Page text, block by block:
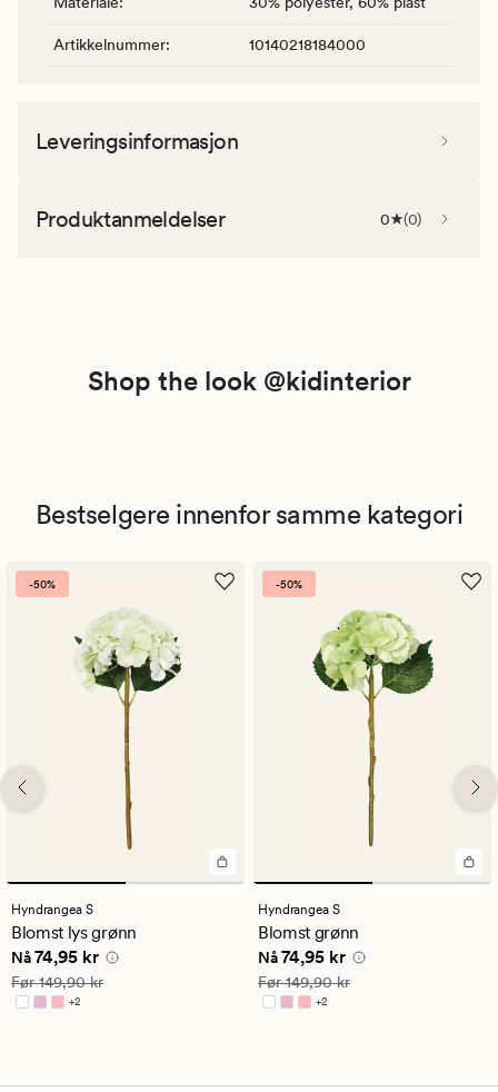
Artikkelnummer: 10140218184000
Leveringsinformasjon
Produktanmeldelser 0 (0)
Shop the look @kidinterior
Bestselgere innenfor samme kategori
-50%
Hyndrangea S
Blomst lys grønn
Nåværende pris
Nå74,95 kr
Vanlig pris 149,90 kr
Før149,90 kr
+2
Tilgjengelig i flere farger
-50%
Hyndrangea S
Blomst grønn
Nåværende pris
Nå74,95 kr
Vanlig pris 149,90 kr
Før149,90 kr
+2
Tilgjengelig i flere farger